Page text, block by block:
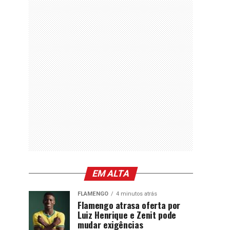
EM ALTA
FLAMENGO 4 minutos atrás
Flamengo atrasa oferta por
Luiz Henrique e Zenit pode
mudar exigências